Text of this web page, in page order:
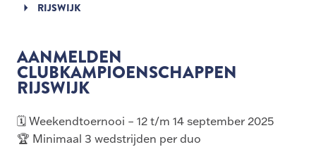
RIJSWIJK
AANMELDEN
CLUBKAMPIOENSCHAPPEN
RIJSWIJK
🗓️ Weekendtoernooi – 12 t/m 14 september 2025
🏆 Minimaal 3 wedstrijden per duo